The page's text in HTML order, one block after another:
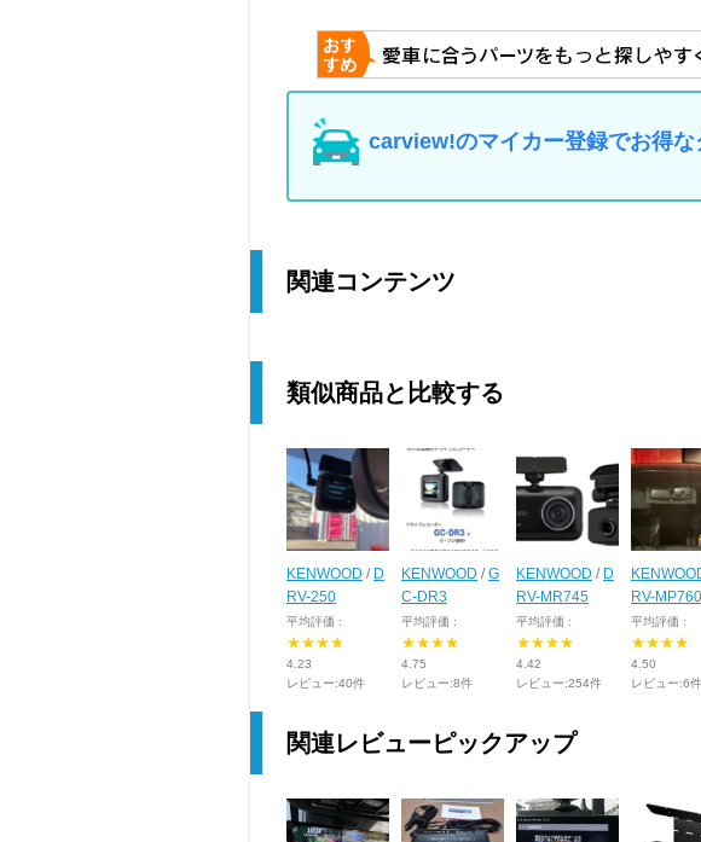
carview!のマイカー登録でお得な
関連コンテンツ
類似商品と比較する
KENWOOD / D
RV-250
平均評価 :
★★★★
4.23
レビュー:40件
KENWOOD /G
C-DR3
平均評価 :
★★★★
4.75
レビュー:8件
KENWOOD / D
RV-MR745
平均評価 :
★★★★
4.42
レビュー:254件
RV-MP760
平均評価 :
★★★★
4.50
レビュー:6件
関連レビューピックアップ